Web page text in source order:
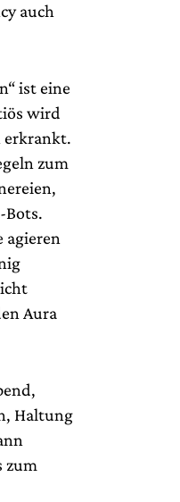
auch
ist eine
wird
erkrankt.
zum
Bots.
agieren
Aura
Haltung
zum